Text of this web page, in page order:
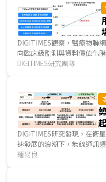
DIGITIMES觀察，醫療物聯
向臨床級監測與資料價值化
化、慢性病普及與遠距醫療
DIGITIMES研究團隊
DIGITIMES研究發現，在衛
速發展的浪潮下，無線通訊
趨勢驅動著對於更廣覆蓋、
鍾易良